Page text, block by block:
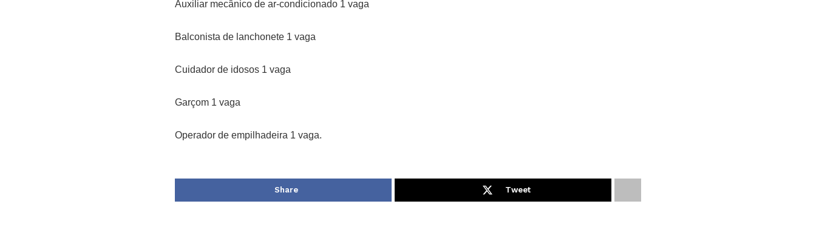
Auxiliar mecânico de ar-condicionado 1 vaga
Balconista de lanchonete 1 vaga
Cuidador de idosos 1 vaga
Garçom 1 vaga
Operador de empilhadeira 1 vaga.
Share Tweet